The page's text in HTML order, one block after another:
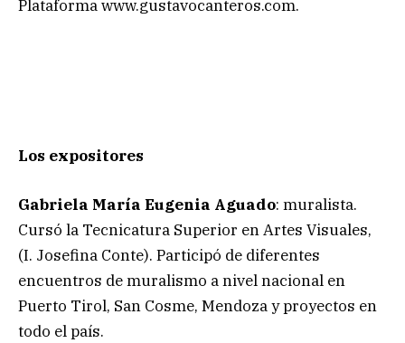
Plataforma www.gustavocanteros.com.
Los expositores
Gabriela María Eugenia Aguado: muralista.
Cursó la Tecnicatura Superior en Artes Visuales,
(I. Josefina Conte). Participó de diferentes
encuentros de muralismo a nivel nacional en
Puerto Tirol, San Cosme, Mendoza y proyectos en
todo el país.